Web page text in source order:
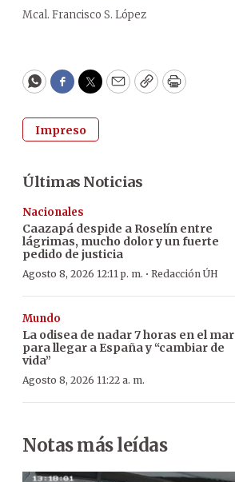
Mcal. Francisco S. López
WhatsApp
Facebook
Twitter
EmailCopyPrint
Impreso
Últimas Noticias
Nacionales
Caazapá despide a Roselín entre
lágrimas, mucho dolor y un fuerte
pedido de justicia
Agosto 8, 2026 12:11 p. m. · Redacción ÚH
Mundo
La odisea de nadar 7 horas en el mar
para llegar a España y “cambiar de
vida”
Agosto 8, 2026 11:22 a. m.
Notas más leídas